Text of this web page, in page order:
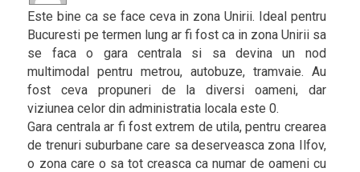
Este bine ca se face ceva in zona Unirii. Ideal pentru
Bucuresti pe termen lung ar fi fost ca in zona Unirii sa
se faca o gara centrala si sa devina un nod
multimodal pentru metrou, autobuze, tramvaie. Au
fost ceva propuneri de la diversi oameni, dar
viziunea celor din administratia locala este 0.
Gara centrala ar fi fost extrem de utila, pentru crearea
de trenuri suburbane care sa deserveasca zona Ilfov,
o zona care o sa tot creasca ca numar de oameni cu